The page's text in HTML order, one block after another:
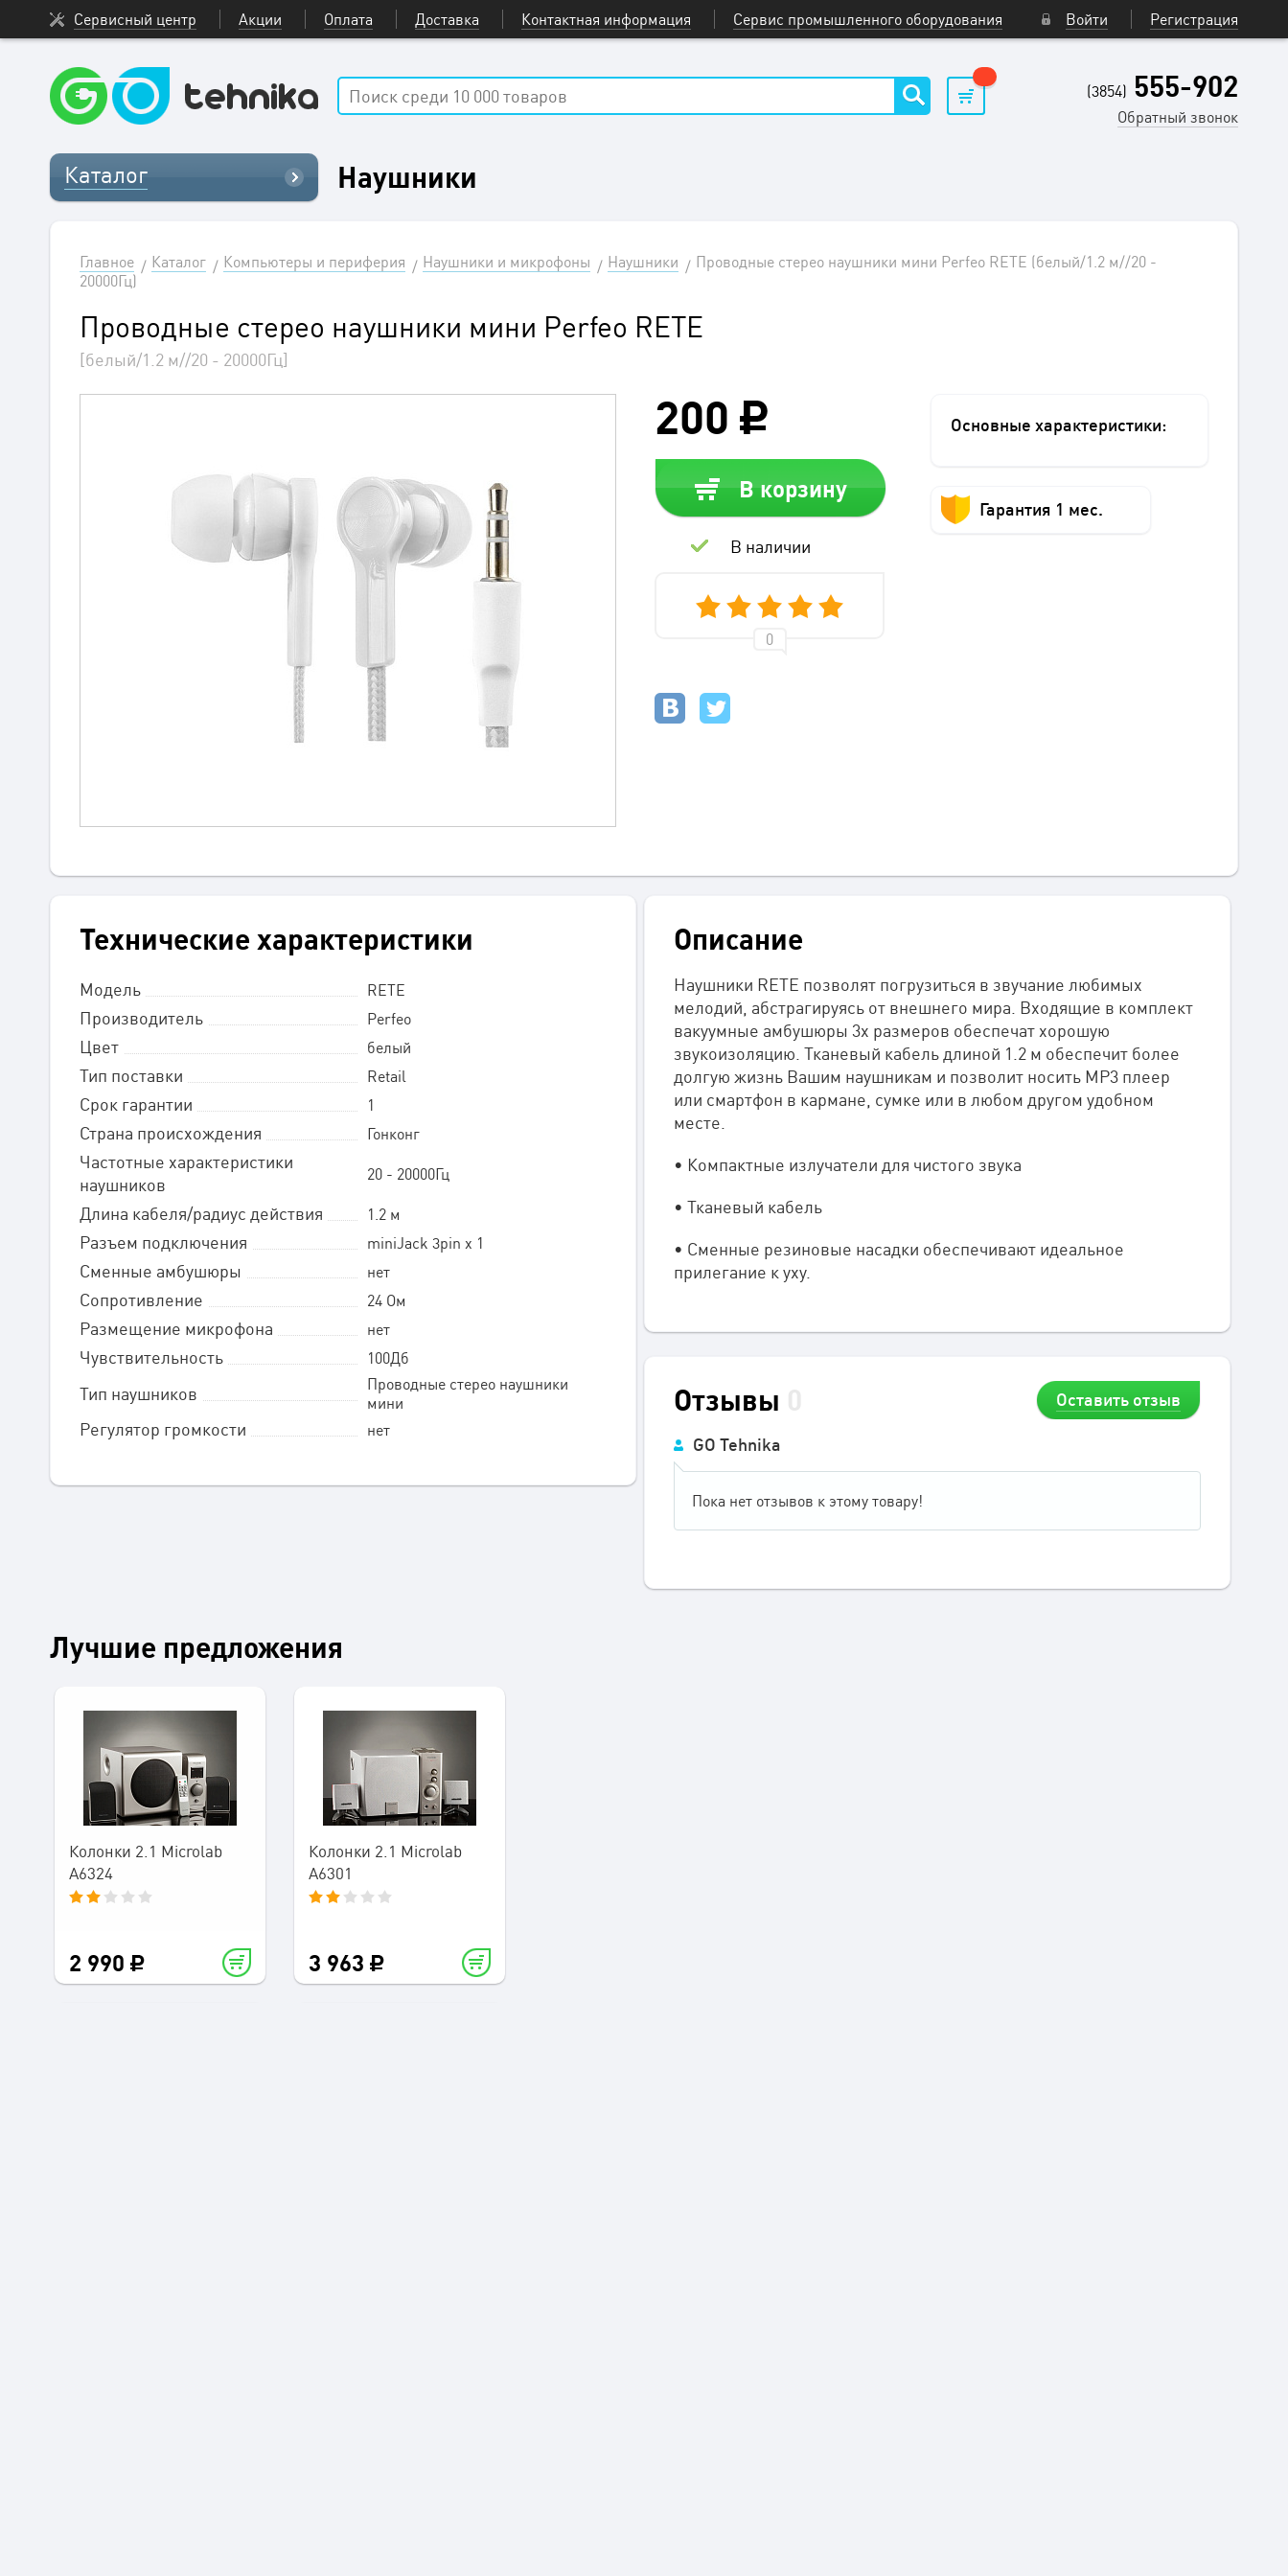
Сервисный центр Акции Оплата Доставка Контактная информация Сервис промышленного оборудования Войти Регистрация
(3854) 555-902
Обратный звонок
Каталог Наушники
Главное Каталог Компьютеры и периферия Наушники и микрофоны Наушники
Проводные стерео наушники мини Perfeo RETE (белый/1.2 м//20 -
20000Гц)
Проводные стерео наушники мини Perfeo RETE
[белый/1.2 м//20 - 20000Гц]
200
В корзину
В наличии
Основные характеристики:
Гарантия 1 мес.
Технические характеристики
Модель RETE
Производитель Perfeo
Цвет белый
Тип поставки Retail
Срок гарантии 1
Страна происхождения Гонконг
Частотные характеристики
наушников
20 - 20000Гц
Длина кабеля/радиус действия 1.2 м
Разъем подключения miniJack 3pin x 1
Сменные амбушюры нет
Сопротивление 24 Ом
Размещение микрофона нет
Чувствительность 100Дб
Тип наушников
Проводные стерео наушники
мини
Регулятор громкости нет
Описание
Наушники RETE позволят погрузиться в звучание любимых
мелодий, абстрагируясь от внешнего мира. Входящие в комплект
вакуумные амбушюры 3х размеров обеспечат хорошую
звукоизоляцию. Тканевый кабель длиной 1.2 м обеспечит более
долгую жизнь Вашим наушникам и позволит носить MP3 плеер
или смартфон в кармане, сумке или в любом другом удобном
месте.
• Компактные излучатели для чистого звука
• Тканевый кабель
• Сменные резиновые насадки обеспечивают идеальное
прилегание к уху.
Отзывы Оставить отзыв
GO Tehnika
Пока нет отзывов к этому товару!
Лучшие предложения
Колонки 2.1 Microlab
A6324
2 990
Колонки 2.1 Microlab
A6301
3 963